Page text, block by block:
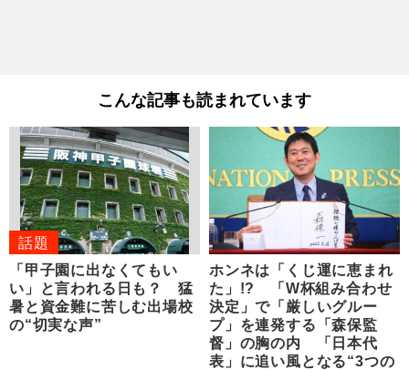
こんな記事も読まれています
話題
「甲子園に出なくてもい
い」と言われる日も？ 猛
暑と資金難に苦しむ出場校
の“切実な声”
ホンネは「くじ運に恵まれ
た」!? 「W杯組み合わせ
決定」で「厳しいグルー
プ」を連発する「森保監
督」の胸の内 「日本代
表」に追い風となる“3つの